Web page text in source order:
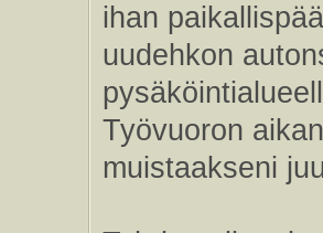
ihan
uudehkon
Työvuoron
muistaakseni